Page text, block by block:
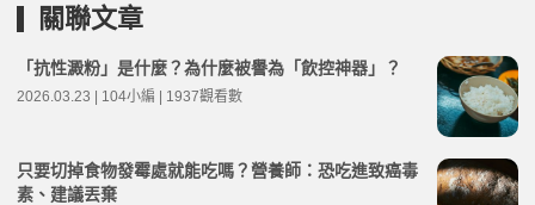
關聯文章
「抗性澱粉」是什麼？為什麼被譽為「飲控神器」？
2026.03.23 | 104小編 | 1937觀看數
只要切掉食物發霉處就能吃嗎？營養師：恐吃進致癌毒
素、建議丟棄